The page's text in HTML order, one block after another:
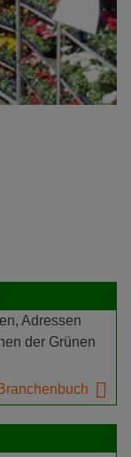
Adressen
der Grünen